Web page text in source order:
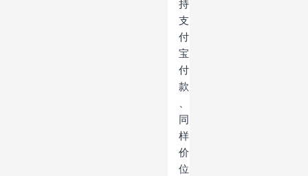
持
支
付
宝
付
款
同
样
价
位